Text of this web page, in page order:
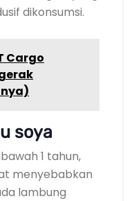
dikonsumsi.
Cargo
soya
1 tahun,
menyebabkan
lambung